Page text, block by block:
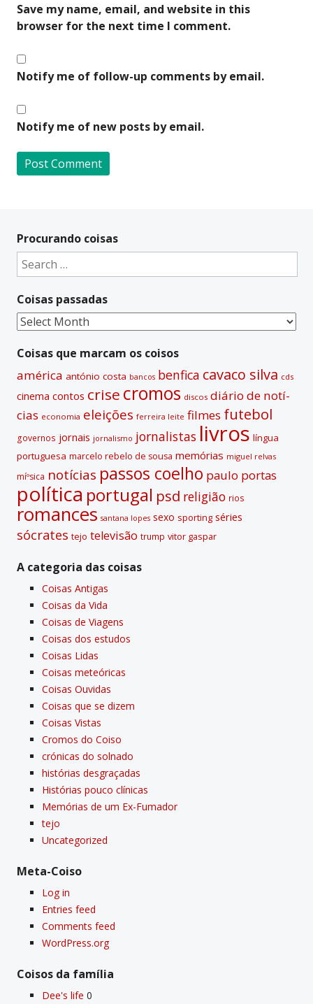
Save my name, email, and website in this
browser for the next time I comment.
Notify me of follow-up comments by email.
Notify me of new posts by email.
t
e
a
t
i
v
Procurando coisas
Search
for:
Coisas passadas
Coisas
Coisas que marcam os coisos
américa antónio costa bancos benfica cavaco silva cds
cinema contos crise cromos discos diário de notí­
cias economia eleições ferreira leite filmes futebol
governos jornais jornalismo jornalistas livros lí­ngua
portuguesa marcelo rebelo de sousa memórias miguel relvas
míºsica notí­cias passos coelho paulo portas
polí­tica portugal psd religião rios
romances santana lopes sexo sporting séries
sócrates tejo televisão trump vitor gaspar
A categoria das coisas
Coisas Antigas
Coisas da Vida
Coisas de Viagens
Coisas dos estudos
Coisas Lidas
Coisas meteóricas
Coisas Ouvidas
Coisas que se dizem
Coisas Vistas
Cromos do Coiso
crónicas do solnado
histórias desgraçadas
Histórias pouco clí­nicas
Memórias de um Ex-Fumador
tejo
Uncategorized
Meta-Coiso
Log in
Entries feed
Comments feed
WordPress.org
Coisos da famí­lia
Dee's life 0